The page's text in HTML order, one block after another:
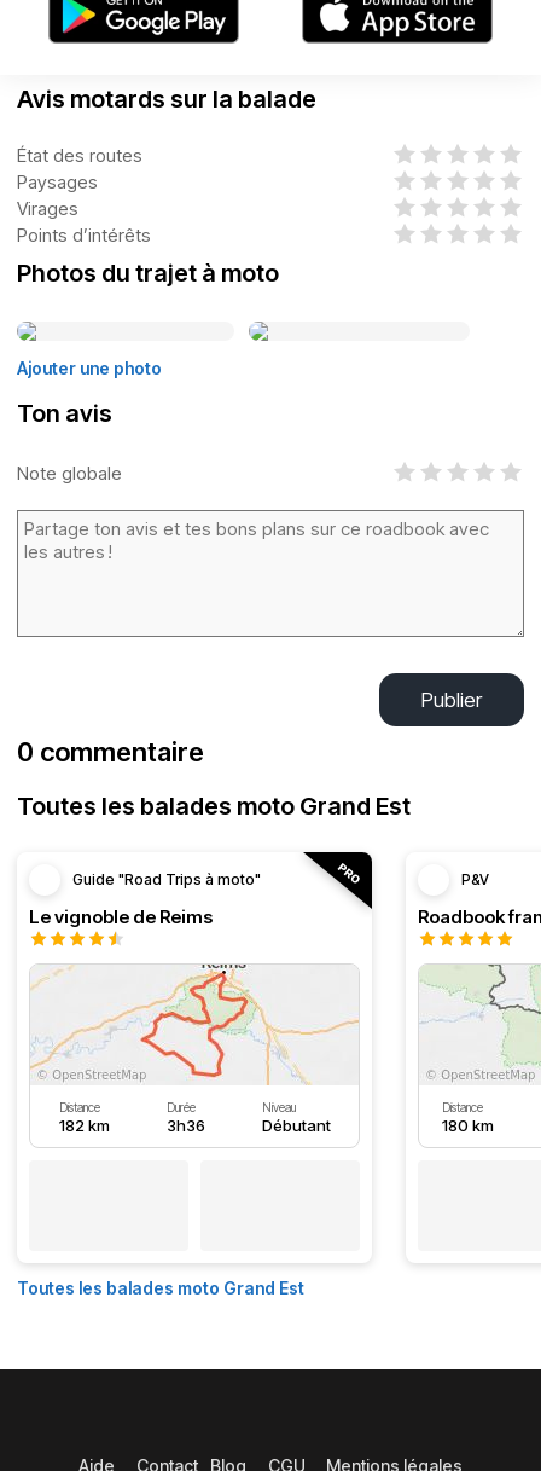
Avis motards sur la balade
État des routes
Paysages
Virages
Points d’intérêts
Photos du trajet à moto
Ajouter une photo
Ton avis
Note globale
Publier
0 commentaire
Toutes les balades moto Grand Est
Guide "Road Trips à moto"
Le vignoble de Reims
Distance
182 km
Durée
3h36
Niveau
Débutant
P&V
Distance
180 km
Toutes les balades moto Grand Est
Aide Contact Blog CGU Mentions légales